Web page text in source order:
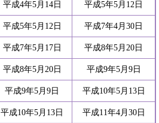
平成4年5月14日 平成5年5月12日
平成5年5月12日 平成7年4月30日
平成7年5月17日 平成8年5月20日
平成8年5月20日 平成9年5月9日
平成9年5月9日 平成10年5月13日
平成10年5月13日 平成11年4月30日